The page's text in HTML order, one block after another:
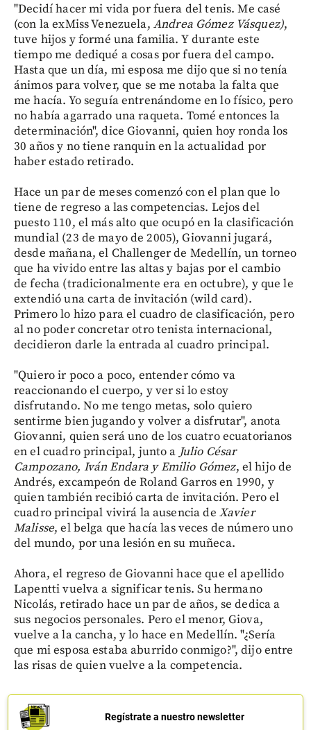
"Decidí hacer mi vida por fuera del tenis. Me casé
(con la exMiss Venezuela, Andrea Gómez Vásquez),
tuve hijos y formé una familia. Y durante este
tiempo me dediqué a cosas por fuera del campo.
Hasta que un día, mi esposa me dijo que si no tenía
ánimos para volver, que se me notaba la falta que
me hacía. Yo seguía entrenándome en lo físico, pero
no había agarrado una raqueta. Tomé entonces la
determinación", dice Giovanni, quien hoy ronda los
30 años y no tiene ranquin en la actualidad por
haber estado retirado.
Hace un par de meses comenzó con el plan que lo
tiene de regreso a las competencias. Lejos del
puesto 110, el más alto que ocupó en la clasificación
mundial (23 de mayo de 2005), Giovanni jugará,
desde mañana, el Challenger de Medellín, un torneo
que ha vivido entre las altas y bajas por el cambio
de fecha (tradicionalmente era en octubre), y que le
extendió una carta de invitación (wild card).
Primero lo hizo para el cuadro de clasificación, pero
al no poder concretar otro tenista internacional,
decidieron darle la entrada al cuadro principal.
"Quiero ir poco a poco, entender cómo va
reaccionando el cuerpo, y ver si lo estoy
disfrutando. No me tengo metas, solo quiero
sentirme bien jugando y volver a disfrutar", anota
Giovanni, quien será uno de los cuatro ecuatorianos
en el cuadro principal, junto a Julio César
Campozano, Iván Endara y Emilio Gómez, el hijo de
Andrés, excampeón de Roland Garros en 1990, y
quien también recibió carta de invitación. Pero el
cuadro principal vivirá la ausencia de Xavier
Malisse, el belga que hacía las veces de número uno
del mundo, por una lesión en su muñeca.
Ahora, el regreso de Giovanni hace que el apellido
Lapentti vuelva a significar tenis. Su hermano
Nicolás, retirado hace un par de años, se dedica a
sus negocios personales. Pero el menor, Giova,
vuelve a la cancha, y lo hace en Medellín. "¿Sería
que mi esposa estaba aburrido conmigo?", dijo entre
las risas de quien vuelve a la competencia.
Regístrate a nuestro newsletter